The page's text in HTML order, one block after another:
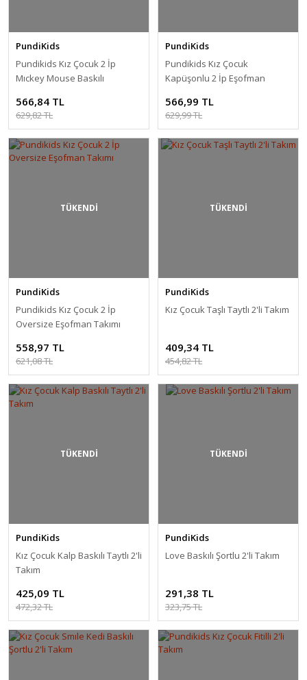
PundiKids
Pundikids Kız Çocuk 2 İp
Mıckey Mouse Baskılı
566,84 TL
629,82 TL
PundiKids
Pundikids Kız Çocuk
Kapüşonlu 2 İp Eşofman
566,99 TL
629,99 TL
TÜKENDİ
PundiKids
Pundikids Kız Çocuk 2 İp
Oversize Eşofman Takımı
558,97 TL
621,08 TL
TÜKENDİ
PundiKids
Kız Çocuk Taşlı Taytlı 2'li Takım
409,34 TL
454,82 TL
TÜKENDİ
PundiKids
Kız Çocuk Kalp Baskılı Taytlı 2'li
Takım
425,09 TL
472,32 TL
TÜKENDİ
PundiKids
Love Baskılı Şortlu 2'li Takım
291,38 TL
323,75 TL